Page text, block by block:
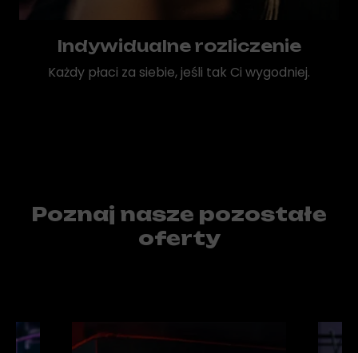
Indywidualne rozliczenie
Każdy płaci za siebie, jeśli tak Ci wygodniej.
Poznaj nasze pozostałe
oferty